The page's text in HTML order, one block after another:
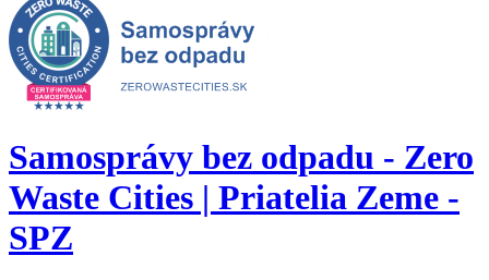
Samosprávy bez odpadu - Zero
Waste Cities | Priatelia Zeme -
SPZ